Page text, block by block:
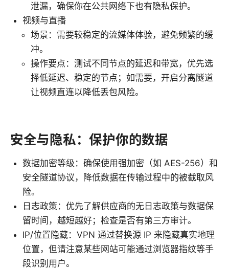
泄漏，确保你在公共网络下也有隐私保护。
视频与直播
场景：需要较稳定的流媒体体验，避免频繁的缓
冲。
操作要点：测试不同节点的延迟和带宽，优先选
择低延迟、稳定的节点；如需要，开启分离隧道
让视频直连以降低丢包风险。
安全与隐私：保护你的数据
数据加密等级：确保使用强加密（如 AES-256）和
安全隧道协议，降低数据在传输过程中的被截取风
险。
日志政策：优先了解供应商的无日志政策与数据保
留时间，越短越好；检查是否有第三方审计。
IP/位置隐藏：VPN 通过替换源 IP 来隐藏真实地理
位置，但请注意某些网站可能通过浏览器指纹等手
段识别用户。